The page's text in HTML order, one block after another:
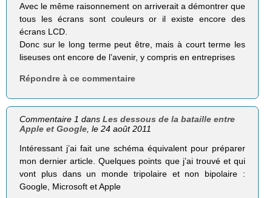
Avec le même raisonnement on arriverait a démontrer que
tous les écrans sont couleurs or il existe encore des
écrans LCD.
Donc sur le long terme peut être, mais à court terme les
liseuses ont encore de l’avenir, y compris en entreprises
Répondre à ce commentaire
Commentaire 1 dansLes dessous de la bataille entre
Apple et Google , le 24 août 2011
Intéressant j’ai fait une schéma équivalent pour préparer
mon dernier article. Quelques points que j’ai trouvé et qui
vont plus dans un monde tripolaire et non bipolaire :
Google, Microsoft et Apple